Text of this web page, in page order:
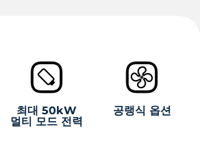
최대 50kW
멀티 모드 전력
공랭식 옵션